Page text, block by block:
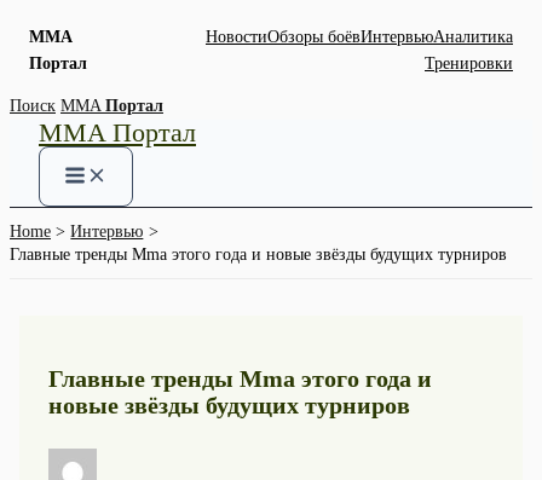
MMA
Портал
НовостиОбзоры боёвИнтервьюАналитика
Тренировки
Skip
content
Поиск MMA Портал
MMA Портал
Home
Интервью
Главные тренды Mma этого года и новые звёзды будущих турниров
Главные тренды Mma этого года и
новые звёзды будущих турниров